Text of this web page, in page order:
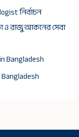
নির্বাচন
ও রাজু আকনের সেবা
Bangladesh